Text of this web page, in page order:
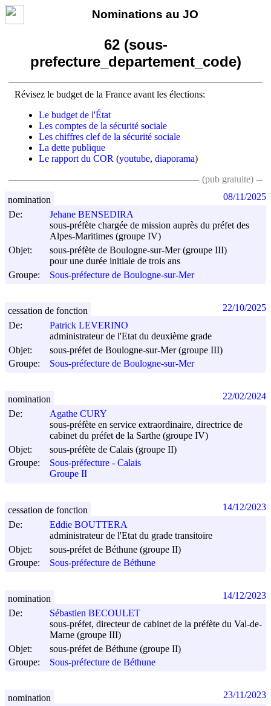
Nominations au JO
62 (sous-
prefecture_departement_code)
Révisez le budget de la France avant les élections:
Le budget de l'État
Les comptes de la sécurité sociale
Les chiffres clef de la sécurité sociale
La dette publique
Le rapport du COR (youtube, diaporama)
(pub gratuite)
De:
Jehane BENSEDIRA
sous-préfète chargée de mission auprès du préfet des
Alpes-Maritimes (groupe IV)
Objet:
sous-préfète de Boulogne-sur-Mer (groupe III)
pour une durée initiale de trois ans
Groupe:
Sous-préfecture de Boulogne-sur-Mer
nomination 08/11/2025
De:
Patrick LEVERINO
administrateur de l'Etat du deuxième grade
Objet:
sous-préfet de Boulogne-sur-Mer (groupe III)
Groupe:
Sous-préfecture de Boulogne-sur-Mer
cessation de fonction 22/10/2025
De:
Agathe CURY
sous-préfète en service extraordinaire, directrice de
cabinet du préfet de la Sarthe (groupe IV)
Objet:
sous-préfète de Calais (groupe II)
Groupe:
Sous-préfecture - Calais
Groupe II
nomination 22/02/2024
De:
Eddie BOUTTERA
administrateur de l'Etat du grade transitoire
Objet:
sous-préfet de Béthune (groupe II)
Groupe:
Sous-préfecture de Béthune
cessation de fonction 14/12/2023
De:
Sébastien BECOULET
sous-préfet, directeur de cabinet de la préfète du Val-de-
Marne (groupe III)
Objet:
sous-préfet de Béthune (groupe II)
Groupe:
Sous-préfecture de Béthune
nomination 14/12/2023
nomination 23/11/2023